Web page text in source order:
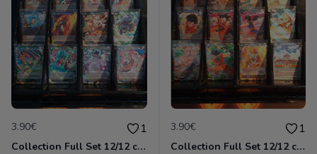
3.90€ 1
Collection Full Set 12/12 cartes Rares TB1 The Tournament of Power / Dragon Ball Super Card Game
3.90€ 1
Collection Full Set 12/12 cartes Rares TB2 World Martial Arts Tournament / Dragon Ball Super Card Game